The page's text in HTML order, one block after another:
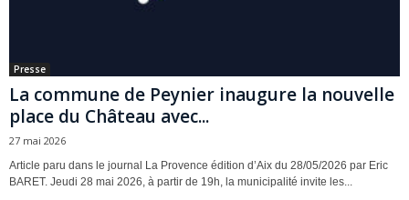
Presse
La commune de Peynier inaugure la nouvelle
place du Château avec...
27 mai 2026
Article paru dans le journal La Provence édition d’Aix du 28/05/2026 par Eric
BARET. Jeudi 28 mai 2026, à partir de 19h, la municipalité invite les...